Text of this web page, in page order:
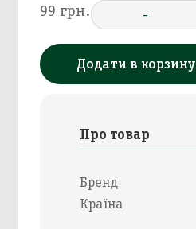
99 грн. -
Додати в корзину
Про товар
Бренд
Країна